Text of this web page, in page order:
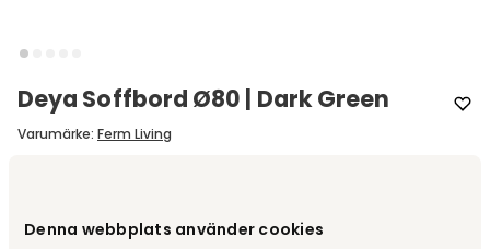
Denna webbplats använder cookies
Deya Soffbord Ø80 | Dark Green
Varumärke: Ferm Living